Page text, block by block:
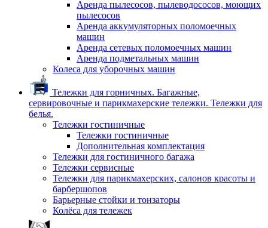
Аренда пылесосов, пылеводососов, моющих
пылесосов
Аренда аккумуляторных поломоечных
машин
Аренда сетевых поломоечных машин
Аренда подметальных машин
Колеса для уборочных машин
Тележки для горничных. Багажные,
сервировочные и парикмахерские тележки. Тележки для
белья.
Тележки гостиничные
Тележки гостиничные
Дополнительная комплектация
Тележки для гостиничного багажа
Тележки сервисные
Тележки для парикмахерских, салонов красоты и
барбершопов
Барьерные стойки и тонзаторы
Колёса для тележек